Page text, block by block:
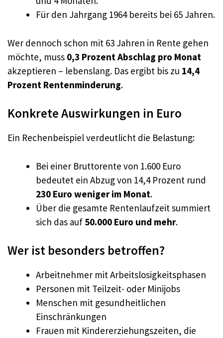
Für den Jahrgang 1964 bereits bei 65 Jahren.
Wer dennoch schon mit 63 Jahren in Rente gehen
möchte, muss 0,3 Prozent Abschlag pro Monat
akzeptieren – lebenslang. Das ergibt bis zu 14,4
Prozent Rentenminderung.
Konkrete Auswirkungen in Euro
Ein Rechenbeispiel verdeutlicht die Belastung:
Bei einer Bruttorente von 1.600 Euro
bedeutet ein Abzug von 14,4 Prozent rund
230 Euro weniger im Monat.
Über die gesamte Rentenlaufzeit summiert
sich das auf 50.000 Euro und mehr.
Wer ist besonders betroffen?
Arbeitnehmer mit Arbeitslosigkeitsphasen
Personen mit Teilzeit- oder Minijobs
Menschen mit gesundheitlichen
Einschränkungen
Frauen mit Kindererziehungszeiten, die